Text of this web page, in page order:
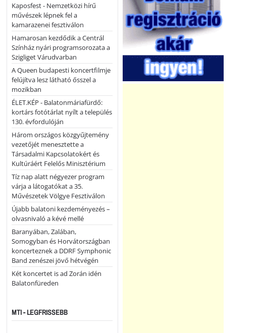
Kaposfest - Nemzetközi hírű
művészek lépnek fel a
kamarazenei fesztiválon
Hamarosan kezdődik a Centrál
Színház nyári programsorozata a
Szigliget Várudvarban
A Queen budapesti koncertfilmje
felújítva lesz látható ősszel a
mozikban
ÉLET.KÉP - Balatonmáriafürdő:
kortárs fotótárlat nyílt a település
130. évfordulóján
Három országos közgyűjtemény
vezetőjét menesztette a
Társadalmi Kapcsolatokért és
Kultúráért Felelős Minisztérium
Tíz nap alatt négyezer program
várja a látogatókat a 35.
Művészetek Völgye Fesztiválon
Újabb balatoni kezdeményezés –
olvasnivaló a kévé mellé
Baranyában, Zalában,
Somogyban és Horvátországban
koncerteznek a DDRF Symphonic
Band zenészei jövő hétvégén
Két koncertet is ad Zorán idén
Balatonfüreden
MTI - LEGFRISSEBB